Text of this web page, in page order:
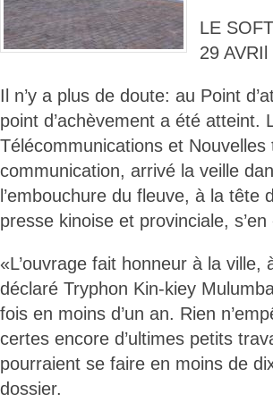
LE
29 AVRIl
Il n’y a plus de doute: au Point
point d’achèvement a été
Télécommunications et
communication, arrivé la veille
l’embouchure du fleuve, à la tête
presse kinoise et provinciale,
«L’ouvrage fait honneur à la
déclaré Tryphon Kin-kiey
fois en moins d’un an. Rien
certes encore d’ultimes petits
pourraient se faire en moins de
dossier.